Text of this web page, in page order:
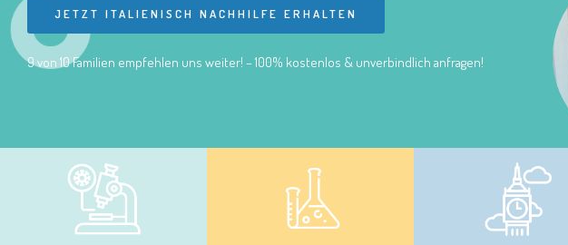
JETZT ITALIENISCH NACHHILFE ERHALTEN
9 von 10 Familien empfehlen uns weiter! – 100% kostenlos & unverbindlich anfragen!